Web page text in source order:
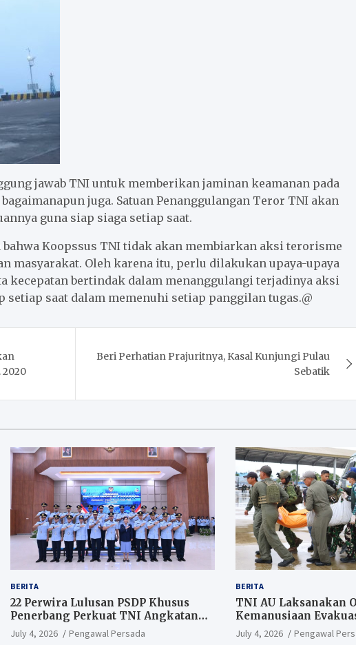
jawab TNI untuk memberikan jaminan keamanan pada
juga. Satuan Penanggulangan Teror TNI akan
guna siap siaga setiap saat.
Koopssus TNI tidak akan membiarkan aksi terorisme
masyarakat. Oleh karena itu, perlu dilakukan upaya-upaya
kecepatan bertindak dalam menanggulangi terjadinya aksi
saat dalam memenuhi setiap panggilan tugas.@
2020
Beri Perhatian Prajuritnya, Kasal Kunjungi Pulau
Sebatik
BERITA
22 Perwira Lulusan PSDP Khusus
Penerbang Perkuat TNI Angkatan
Udara
July 4, 2026 Pengawal Persada
BERITA
TNI AU Laksanakan
Kemanusiaan
PT AMA Air
July 4, 2026 Pengawal